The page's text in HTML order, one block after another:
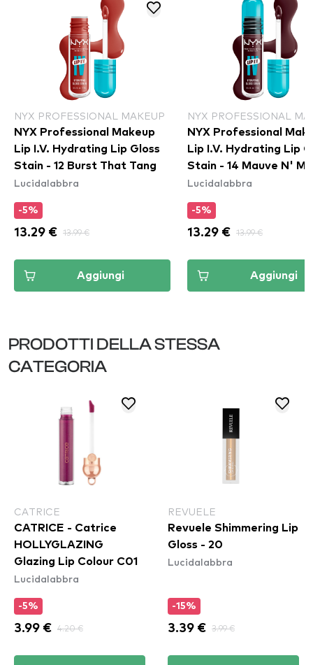
NYX PROFESSIONAL MAKEUP
NYX Professional Makeup
Lip I.V. Hydrating Lip Gloss
Stain - 12 Burst That Tang
Lucidalabbra
-5%
13.29 € 13.99 €
Aggiungi
NYX PROFESSIONAL
NYX Professional
Lip I.V. Hydrating Lip
Stain - 14 Mauve N'
Lucidalabbra
-5%
13.29 € 13.99 €
Aggiungi
PRODOTTI DELLA STESSA
CATEGORIA
CATRICE
CATRICE - Catrice
HOLLYGLAZING
Glazing Lip Colour C01
Lucidalabbra
-5%
3.99 € 4.20 €
REVUELE
Revuele Shimmering Lip
Gloss - 20
Lucidalabbra
-15%
3.39 € 3.99 €